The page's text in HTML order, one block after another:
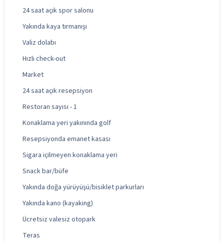
24 saat açık spor salonu
Yakında kaya tırmanışı
Valiz dolabı
Hızlı check-out
Market
24 saat açık resepsiyon
Restoran sayısı - 1
Konaklama yeri yakınında golf
Resepsiyonda emanet kasası
Sigara içilmeyen konaklama yeri
Snack bar/büfe
Yakında doğa yürüyüşü/bisiklet parkurları
Yakında kano (kayaking)
Ücretsiz valesiz otopark
Teras